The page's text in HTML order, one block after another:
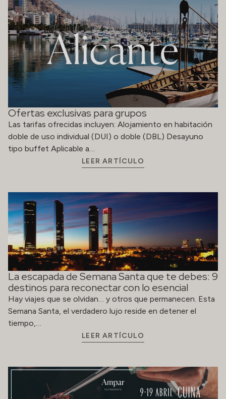
Ofertas exclusivas para grupos
Las tarifas ofrecidas incluyen: Alojamiento en habitación
doble de uso individual (DUI) o doble (DBL) Desayuno
tipo buffet Aplicable a…
LEER ARTÍCULO
La escapada de Semana Santa que te debes: 9
destinos para reconectar con lo esencial
Hay viajes que se olvidan… y otros que permanecen. Esta
Semana Santa, el verdadero lujo reside en detener el
tiempo,…
LEER ARTÍCULO